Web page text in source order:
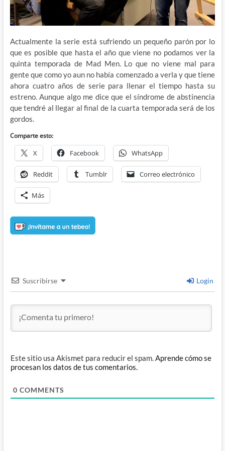
Actualmente la serie está sufriendo un pequeño parón por lo
que es posible que hasta el año que viene no podamos ver la
quinta temporada de Mad Men. Lo que no viene mal para
gente que como yo aun no había comenzado a verla y que tiene
ahora cuatro años de serie para llenar el tiempo hasta su
estreno. Aunque algo me dice que el síndrome de abstinencia
que tendré al llegar al final de la cuarta temporada será de los
gordos.
Comparte esto:
X Facebook WhatsApp
Reddit Tumblr Correo electrónico
Más
Suscribirse Login
Este sitio usa Akismet para reducir el spam.Aprende cómo se
procesan los datos de tus comentarios.
0 COMMENTS